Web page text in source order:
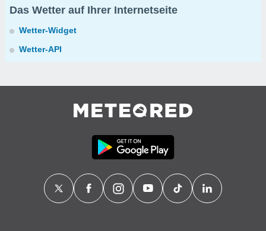
Das Wetter auf Ihrer Internetseite
Wetter-Widget
Wetter-API